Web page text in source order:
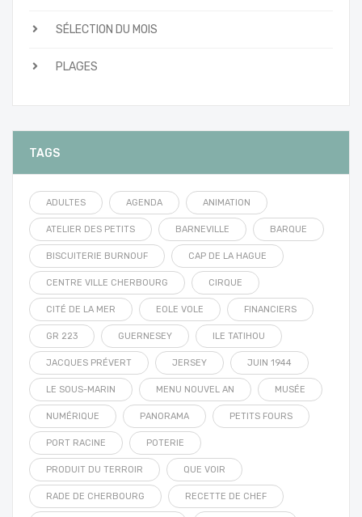
SÉLECTION DU MOIS
PLAGES
TAGS
ADULTES AGENDA ANIMATION
ATELIER DES PETITS BARNEVILLE BARQUE
BISCUITERIE BURNOUF CAP DE LA HAGUE
CENTRE VILLE CHERBOURG CIRQUE
CITÉ DE LA MER EOLE VOLE FINANCIERS
GR 223 GUERNESEY ILE TATIHOU
JACQUES PRÉVERT JERSEY JUIN 1944
LE SOUS-MARIN MENU NOUVEL AN MUSÉE
NUMÉRIQUE PANORAMA PETITS FOURS
PORT RACINE POTERIE
PRODUIT DU TERROIR QUE VOIR
RADE DE CHERBOURG RECETTE DE CHEF